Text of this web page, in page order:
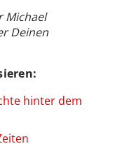
Michael
Deinen
hinter dem